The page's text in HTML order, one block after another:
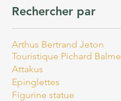
Rechercher par
Arthus Bertrand Jeton
Touristique Pichard Balme
Attakus
Epinglettes
Figurine statue